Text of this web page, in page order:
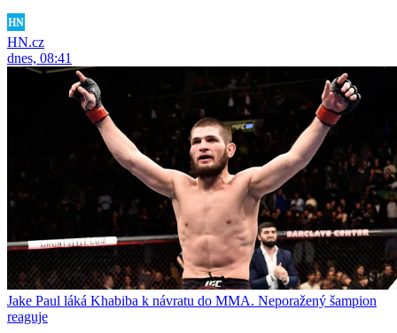
HN.cz
dnes, 08:41
Jake Paul láká Khabiba k návratu do MMA. Neporažený šampion
reaguje